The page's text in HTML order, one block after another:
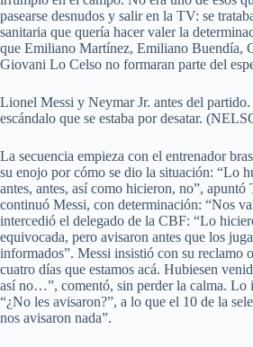
pasearse desnudos y salir en la TV: se
sanitaria que quería hacer valer la
que Emiliano Martínez, Emiliano Buendía,
Giovani Lo Celso no formaran parte del
Lionel Messi y Neymar Jr. antes del
escándalo que se estaba por desatar.
La secuencia empieza con el entrenador
su enojo por cómo se dio la situación: “Lo
antes, antes, así como hicieron, no”, apuntó
continuó Messi, con determinación: “Nos
intercedió el delegado de la CBF: “Lo
equivocada, pero avisaron antes que los
informados”. Messi insistió con su reclamo
cuatro días que estamos acá. Hubiesen
así no…”, comentó, sin perder la calma. Lo
“¿No les avisaron?”, a lo que el 10 de la
nos avisaron nada”.